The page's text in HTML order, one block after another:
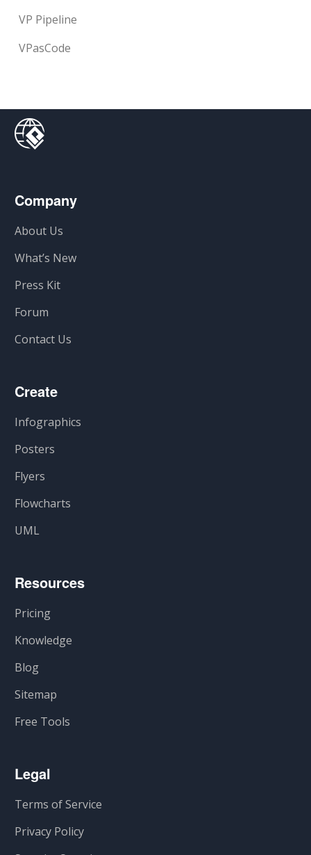
VP Pipeline
VPasCode
Company
About Us
What’s New
Press Kit
Forum
Contact Us
Create
Infographics
Posters
Flyers
Flowcharts
UML
Resources
Pricing
Knowledge
Blog
Sitemap
Free Tools
Legal
Terms of Service
Privacy Policy